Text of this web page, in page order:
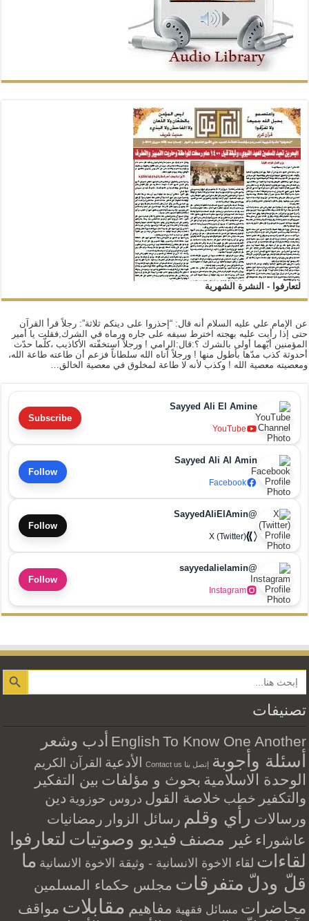
لتعارفوا - النشرة الشهرية
عن الإمام علي عليه السلام أنه قال: “إحذروا على دينكم ثلاثة”: رجلاً قرأ القرآن
حتى إذا رأيت عليه بهجته اخترط سيفه على جاره ورماه في الشرك,فقلت يا أمير
المؤمنين أيّهما أولى بالشرك ؟:قال:الرامي ! ورجلاً استخفّته الأكاذيب ،كلّما حدّث
أحدوثة كذب مدّها بأطول منها ! ورجلاً آتاه الله سلطاناً فزعم أن طاعته طاعة الله،
ومعصيته معصية الله ! وكذب لأنه لا طاعة لمخلوق في معصية الخالق…
Sayyed Ali El Amine
YouTube
Subscribe
Sayyed Ali Al Amin
Facebook
Follow
@SayyedAliElAmin
X (Twitter)
Follow
@sayyedalielamin
Instagram
Follow
Search Button
تصنيفات
English To Know One Another أدب وشعر
أسئلة وأجوبة إتصل بنا Contact us الأدعية القرآن الكريم
الوحدة الاسلامية بحوث و مؤلفات بين التفكير
والتكفير خطب خلاصة القول دروس حوزوية دين
ورسالات رأي وقلم رسائل الزوار رمضانيات
عاشوراء غير مصنف فيديو وصوتيات لتعارفوا
لقاءات لقاء الاخوة الانسانية - وثيقة الاخوة الانسانية ما
قلّ ودلّ متفرقات مجلس حكماء المسلمين
محاضرات مسائل فقهية مفاهيم مقابلات مواقف